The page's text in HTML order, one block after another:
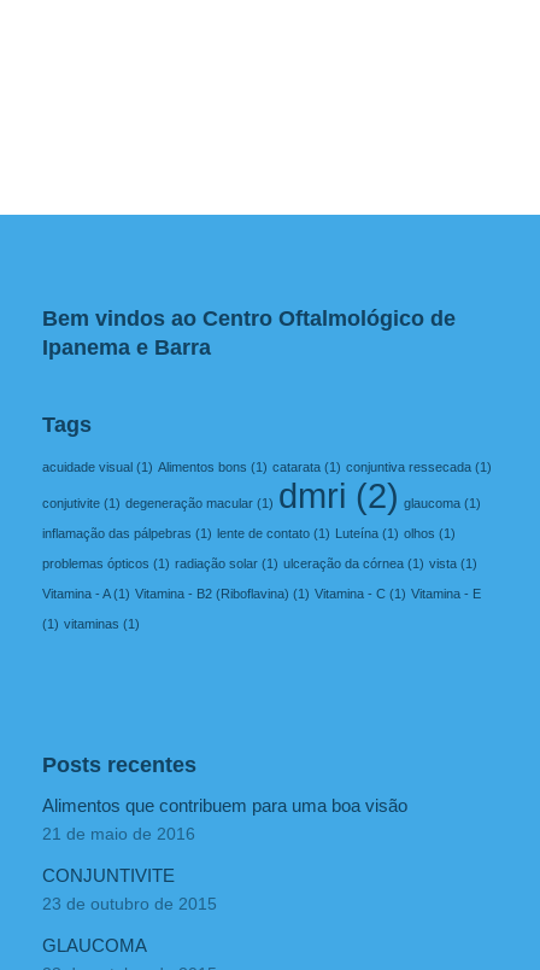
Bem vindos ao Centro Oftalmológico de
Ipanema e Barra
Tags
acuidade visual (1) Alimentos bons (1) catarata (1) conjuntiva ressecada (1)
conjutivite (1) degeneração macular (1) dmri (2) glaucoma (1)
inflamação das pálpebras (1) lente de contato (1) Luteína (1) olhos (1)
problemas ópticos (1) radiação solar (1) ulceração da córnea (1) vista (1)
Vitamina - A(1) Vitamina - B2 (Riboflavina) (1) Vitamina - C (1) Vitamina - E
(1) vitaminas (1)
Posts recentes
Alimentos que contribuem para uma boa visão
21 de maio de 2016
CONJUNTIVITE
23 de outubro de 2015
GLAUCOMA